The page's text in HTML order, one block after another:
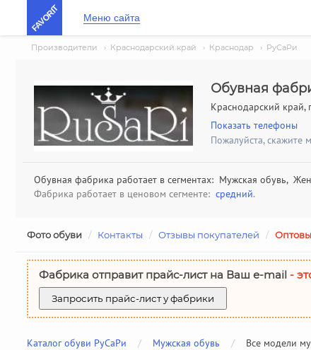
FAVORIT Меню сайта
Производители › Краснодарский край › Краснодар › РуСаРи
Обувная
Краснодарский край,
Показать телефоны
Пожалуйста, скажите
Обувная фабрика работает в сегментах: Мужская обувь,
Фабрика работает в ценовом сегменте: средний.
Фото обуви / Контакты / Отзывы покупателей /
Фабрика отправит прайс-лист на Ваш е-mail -
Запросить прайс-лист у фабрики
Каталог обуви РуСаРи / Мужская обувь / Все модели